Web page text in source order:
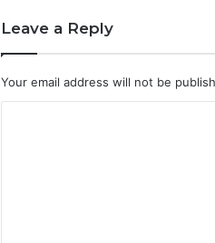
Leave a Reply
Your email address will not be